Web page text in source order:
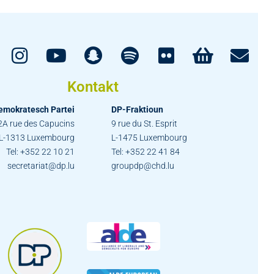
Kontakt
Partei
rue des Capucins
1313 Luxembourg
Tel: +352 22 10 21
secretariat@dp.lu
DP-Fraktioun
9 rue du St. Esprit
L-1475 Luxembourg
Tel: +352 22 41 84
groupdp@chd.lu